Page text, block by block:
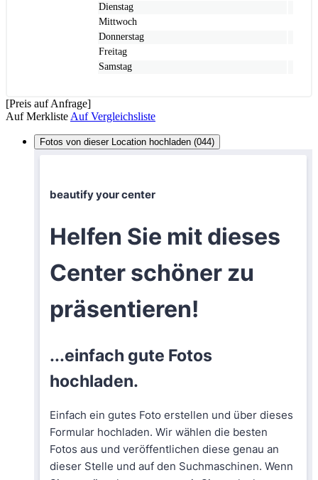
Dienstag
Mittwoch
Donnerstag
Freitag
Samstag
[Preis auf Anfrage]
Auf Merkliste Auf Vergleichsliste
Fotos von dieser Location hochladen (044)